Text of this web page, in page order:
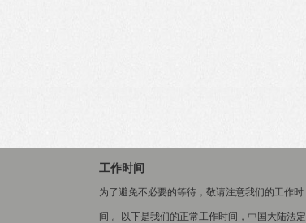
工作时间
为了避免不必要的等待，敬请注意我们的工作时
间 。以下是我们的正常工作时间，中国大陆法定